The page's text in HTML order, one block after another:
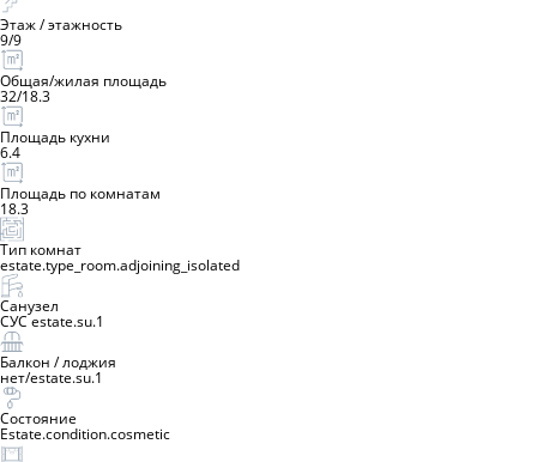
Этаж / этажность
9/9
Общая/жилая площадь
32/18.3
Площадь кухни
6.4
Площадь по комнатам
18.3
Тип комнат
estate.type_room.adjoining_isolated
Санузел
СУС estate.su.1
Балкон / лоджия
нет/estate.su.1
Состояние
Estate.condition.cosmetic